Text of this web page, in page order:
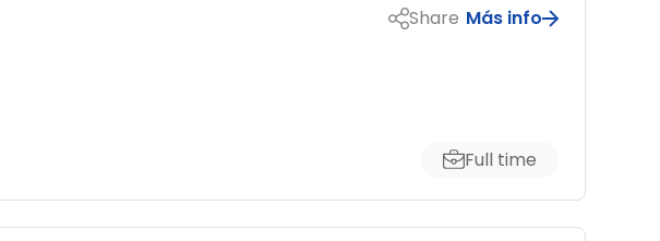
Share Más info
Full time